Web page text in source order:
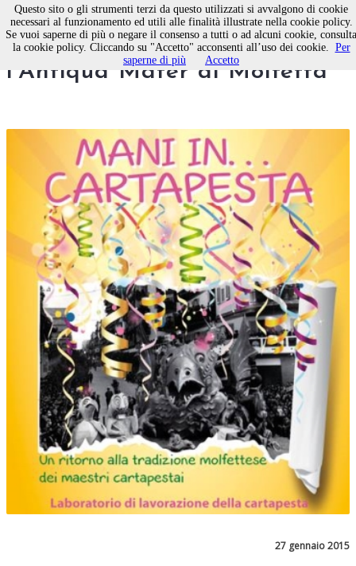
Mani in… cartapesta con
l'Antiqua Mater di Molfetta
27 gennaio 2015
Questo sito o gli strumenti terzi da questo utilizzati si avvalgono di cookie
necessari al funzionamento ed utili alle finalità illustrate nella cookie policy.
Se vuoi saperne di più o negare il consenso a tutti o ad alcuni cookie, consulta
la cookie policy. Cliccando su "Accetto" acconsenti all’uso dei cookie. Per
saperne di più
Accetto